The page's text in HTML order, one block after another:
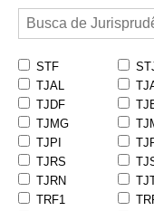
STF
TJAL
TJDF
TJMG
TJPI
TJRS
TJRN
TRF1